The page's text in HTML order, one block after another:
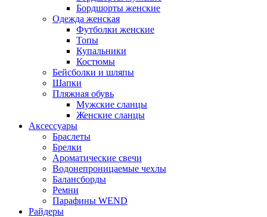
Бордшорты женские
Одежда женская
Футболки женские
Топы
Купальники
Костюмы
Бейсболки и шляпы
Шапки
Пляжная обувь
Мужские сланцы
Женские сланцы
Аксессуары
Браслеты
Брелки
Ароматические свечи
Водонепроницаемые чехлы
Балансборды
Ремни
Парафины WEND
Райдеры